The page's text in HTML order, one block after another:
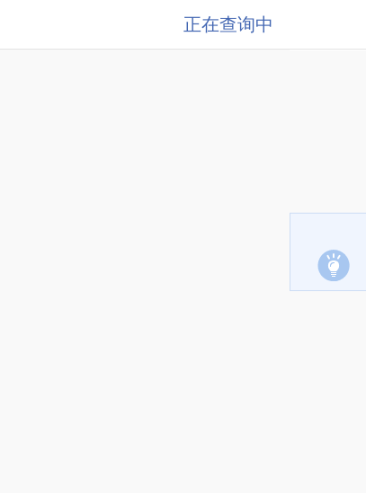
正在查询中